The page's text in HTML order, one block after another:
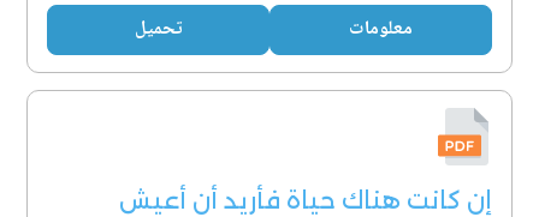
معلومات تحميل
إن كانت هناك حياة فأريد أن أعيش